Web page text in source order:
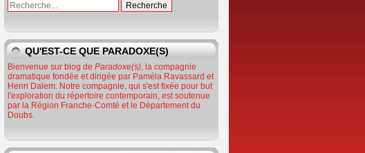
QU'EST-CE QUE PARADOXE(S)
Bienvenue sur blog de Paradoxe(s), la compagnie
dramatique fondée et dirigée par Paméla Ravassard et
Henri Dalem. Notre compagnie, qui s'est fixée pour but
l'exploration du répertoire contemporain, est soutenue
par la Région Franche-Comté et le Département du
Doubs.